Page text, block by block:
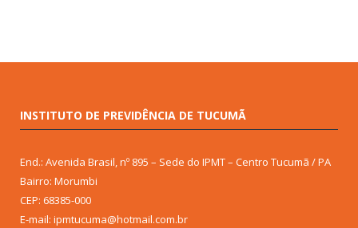
INSTITUTO DE PREVIDÊNCIA DE TUCUMÃ
End.: Avenida Brasil, nº 895 – Sede do IPMT – Centro Tucumã / PA
Bairro: Morumbi
CEP: 68385-000
E-mail: ipmtucuma@hotmail.com.br